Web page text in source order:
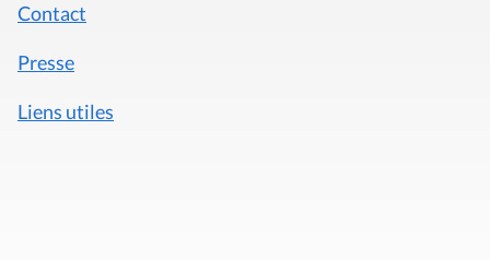
Contact
Presse
Liens utiles